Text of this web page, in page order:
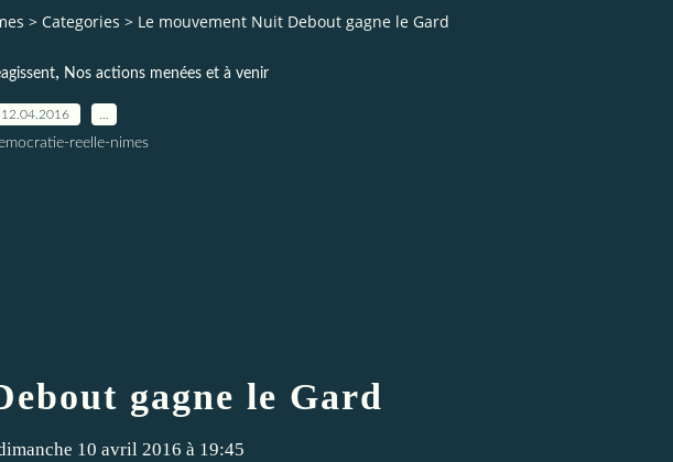
> Categories > Le mouvement Nuit Debout gagne le Gard
, Nos actions menées et à venir
12.04.2016
reelle-nimes
gagne le Gard
10 avril 2016 à 19:45